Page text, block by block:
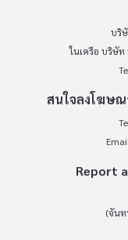
บริ
ในเครือ บริษั
สนใจลงโฆษณ
Report
(จันท